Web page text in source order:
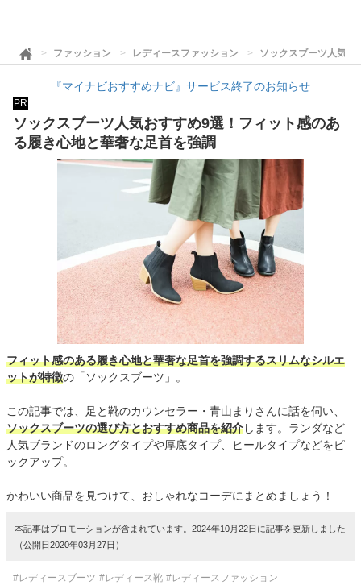
ファッション レディースファッション ソックスブーツ人気お
『マイナビおすすめナビ』サービス終了のお知らせ
PR
ソックスブーツ人気おすすめ9選！フィット感のあ
る履き心地と華奢な足首を強調
フィット感のある履き心地と華奢な足首を強調するスリムなシルエ
ットが特徴の「ソックスブーツ」。
この記事では、足と靴のカウンセラー・青山まりさんに話を伺い、
ソックスブーツの選び方とおすすめ商品を紹介します。ランダなど
人気ブランドのロングタイプや厚底タイプ、ヒールタイプなどをピ
ックアップ。
かわいい商品を見つけて、おしゃれなコーデにまとめましょう！
本記事はプロモーションが含まれています。2024年10月22日に記事を更新しました
（公開日2020年03月27日）
#レディースブーツ #レディース靴 #レディースファッション